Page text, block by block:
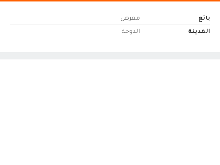
بائع
معرض
المدينة
الدوحة